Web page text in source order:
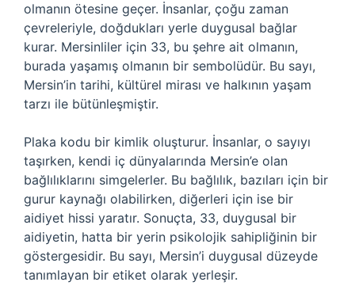
olmanın ötesine geçer. İnsanlar, çoğu zaman
çevreleriyle, doğdukları yerle duygusal bağlar
kurar. Mersinliler için 33, bu şehre ait olmanın,
burada yaşamış olmanın bir sembolüdür. Bu sayı,
Mersin’in tarihi, kültürel mirası ve halkının yaşam
tarzı ile bütünleşmiştir.
Plaka kodu bir kimlik oluşturur. İnsanlar, o sayıyı
taşırken, kendi iç dünyalarında Mersin’e olan
bağlılıklarını simgelerler. Bu bağlılık, bazıları için bir
gurur kaynağı olabilirken, diğerleri için ise bir
aidiyet hissi yaratır. Sonuçta, 33, duygusal bir
aidiyetin, hatta bir yerin psikolojik sahipliğinin bir
göstergesidir. Bu sayı, Mersin’i duygusal düzeyde
tanımlayan bir etiket olarak yerleşir.